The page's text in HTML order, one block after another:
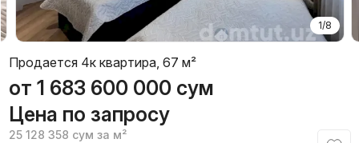
1/8
Продается 4к квартира, 67 м²
от 1 683 600 000 сум
Цена по запросу
25 128 358 сум за м²